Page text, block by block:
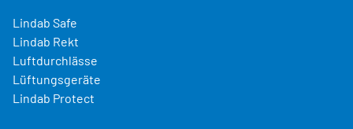
Lindab Safe
Lindab Rekt
Luftdurchlässe
Lüftungsgeräte
Lindab Protect